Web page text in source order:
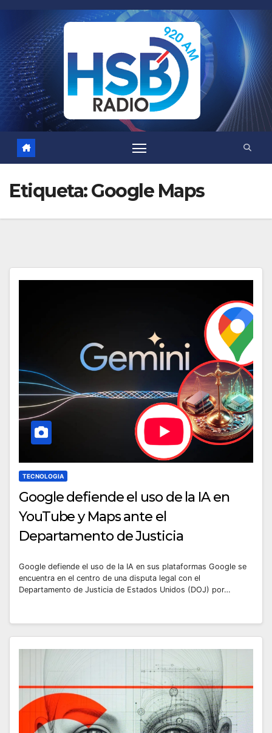
Etiqueta:Google Maps
TECNOLOGIA
Google defiende el uso de la IA en
YouTube y Maps ante el
Departamento de Justicia
Google defiende el uso de la IA en sus plataformas Google se
encuentra en el centro de una disputa legal con el
Departamento de Justicia de Estados Unidos (DOJ) por…